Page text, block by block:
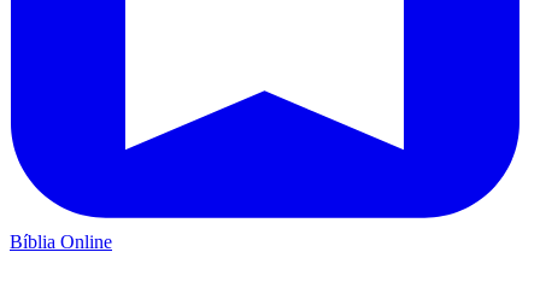
Bíblia Online